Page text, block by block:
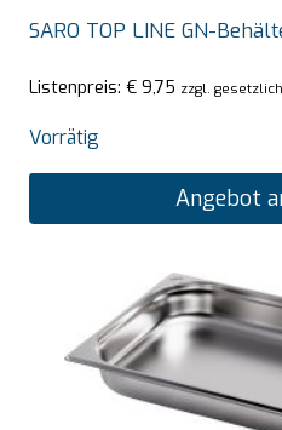
SARO TOP LINE GN-
Listenpreis: € 9,75 zzgl.
Vorrätig
Angebot